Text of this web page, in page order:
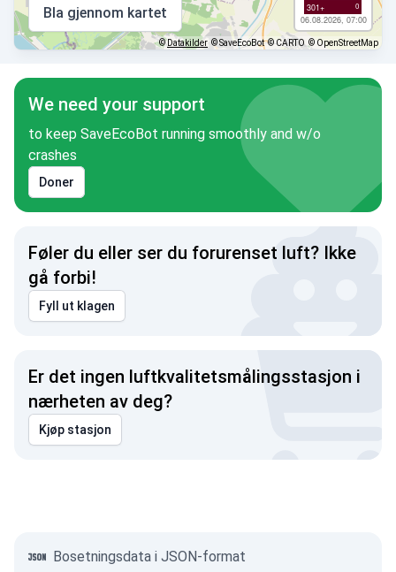
301+ 0
06.08.2026, 07:00
Bla gjennom kartet
©Datakilder © SaveEcoBot © CARTO © OpenStreetMap
We need your support
to keep SaveEcoBot running smoothly and w/o
crashes
Doner
Føler du eller ser du forurenset luft? Ikke
gå forbi!
Fyll ut klagen
Er det ingen luftkvalitetsmålingsstasjon i
nærheten av deg?
Kjøp stasjon
Bosetningsdata i JSON-format